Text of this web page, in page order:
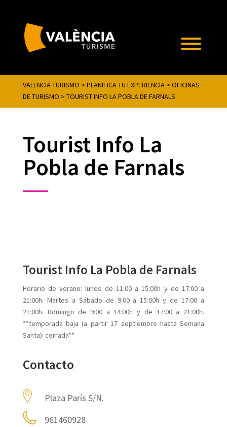
VALENCIA TURISMO > PLANIFICA TU EXPERIENCIA> OFICINAS
DE TURISMO > TOURIST INFO LA POBLA DE FARNALS
Tourist Info La
Pobla de Farnals
Tourist Info La Pobla de Farnals
Horario de verano: lunes de 11:00 a 15:00h y de 17:00 a
21:00h. Martes a Sábado de 9:00 a 15:00h y de 17:00 a
21:00h. Domingo de 9:00 a 14:00h y de 17:00 a 21:00h.
**temporada baja (a partir 17 septiembre hasta Semana
Santa): cerrada**
Contacto
Plaza París S/N.
961460928